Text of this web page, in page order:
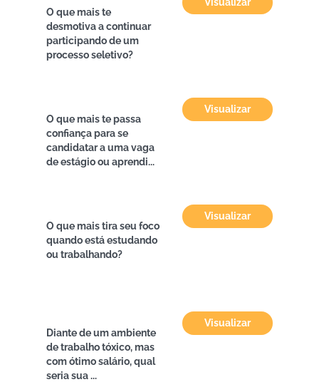
O que mais te
desmotiva a continuar
participando de um
processo seletivo?
O que mais te passa
confiança para se
candidatar a uma vaga
de estágio ou aprendi...
Visualizar
O que mais tira seu foco
quando está estudando
ou trabalhando?
Visualizar
Diante de um ambiente
de trabalho tóxico, mas
com ótimo salário, qual
seria sua ...
Visualizar